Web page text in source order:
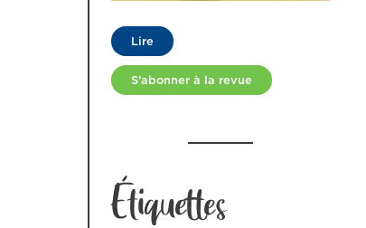
Lire
S’abonner à la revue
Étiquettes